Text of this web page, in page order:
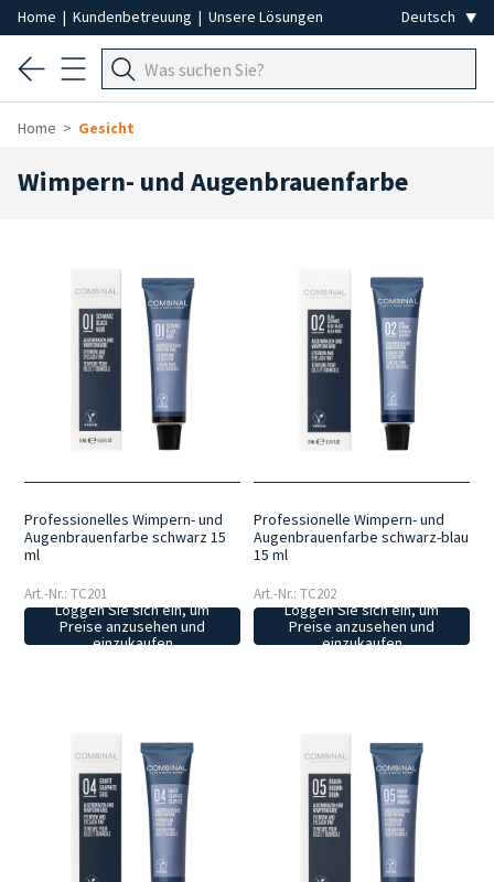
Home | Kundenbetreuung | Unsere Lösungen
Home Gesicht
Wimpern- und Augenbrauenfarbe
Professionelles Wimpern- und
Augenbrauenfarbe schwarz 15
ml
Art.-Nr.: TC201
Loggen Sie sich ein, um
Preise anzusehen und
einzukaufen
Professionelle Wimpern- und
Augenbrauenfarbe schwarz-blau
15 ml
Art.-Nr.: TC202
Loggen Sie sich ein, um
Preise anzusehen und
einzukaufen